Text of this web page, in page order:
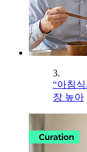
3.
“아침
장 높아